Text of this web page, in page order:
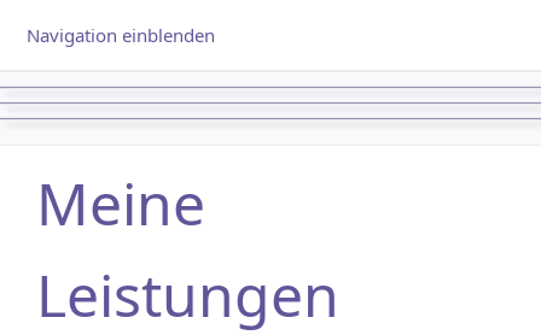
Navigation einblenden
Meine
Leistungen